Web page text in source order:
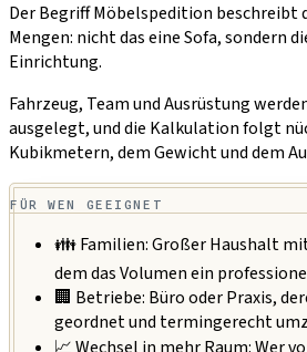
Der Begriff Möbelspedition
Mengen: nicht das eine Sofa, sondern
Einrichtung.
Fahrzeug, Team und Ausrüstung
ausgelegt, und die Kalkulation folgt
Kubikmetern, dem Gewicht und dem
FÜR WEN GEEIGNET
👪 Familien:Großer Haushalt
dem das Volumen ein
🏢 Betriebe: Büro oder Praxis,
geordnet und termingerecht
📈 Wechsel in mehr Raum:Wer